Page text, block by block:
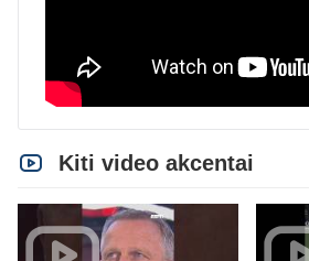
Kiti video akcentai